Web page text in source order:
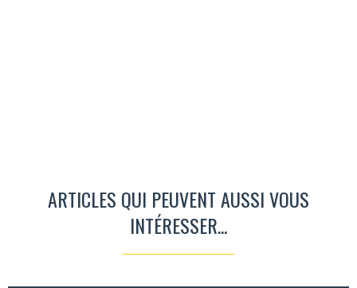
ARTICLES QUI PEUVENT AUSSI VOUS
INTÉRESSER...